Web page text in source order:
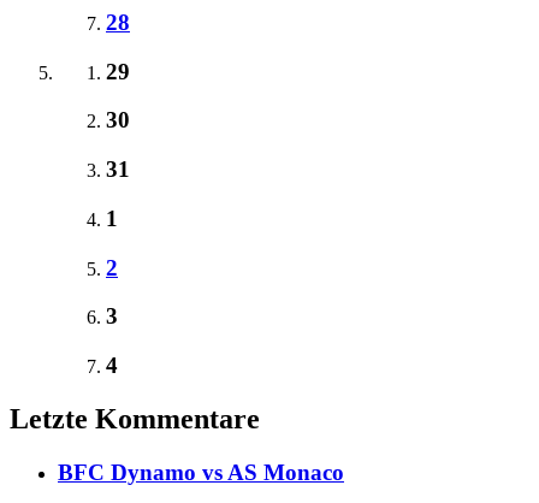
28
29
30
31
1
2
3
4
Letzte Kommentare
BFC Dynamo vs AS Monaco